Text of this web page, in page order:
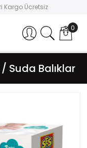
Kargo Ücretsiz
Hesabım 0
Suda Balıklar